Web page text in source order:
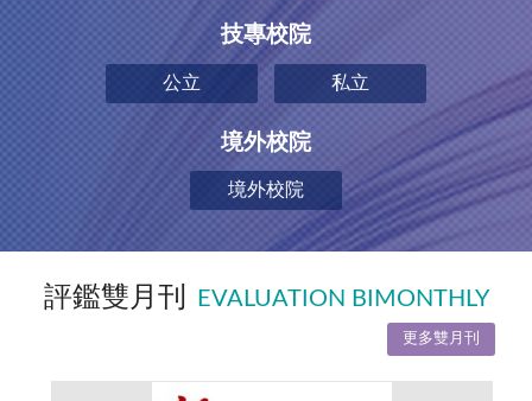
技專校院
公立 私立
境外校院
境外校院
評鑑雙月刊 EVALUATION BIMONTHLY
更多雙月刊